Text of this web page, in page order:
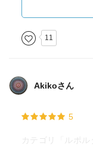
11
Akikoさん
5
カテゴリ「ルポ